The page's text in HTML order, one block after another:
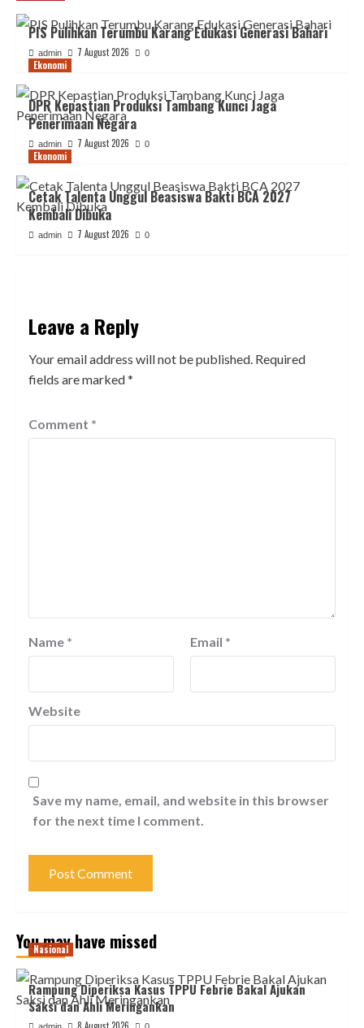
PIS Pulihkan Terumbu Karang Edukasi Generasi Bahari
admin 7 August 2026 0
Ekonomi
DPR Kepastian Produksi Tambang Kunci Jaga
Penerimaan Negara
admin 7 August 2026 0
Ekonomi
Cetak Talenta Unggul Beasiswa Bakti BCA 2027
Kembali Dibuka
admin 7 August 2026 0
Leave a Reply
Your email address will not be published. Required
fields are marked*
Comment *
Name * Email *
Website
Save my name, email, and website in this browser
for the next time I comment.
You may have missed
Nasional
Rampung Diperiksa Kasus TPPU Febrie Bakal Ajukan
Saksi dan Ahli Meringankan